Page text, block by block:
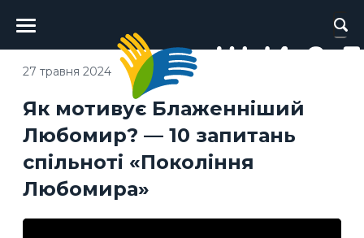
Головне
меню
Як мотивує Блаженніший
Любомир? — 10 запитань
спільноті «Покоління
Любомира»
27 травня 2024